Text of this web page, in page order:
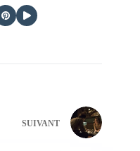
SUIVANT